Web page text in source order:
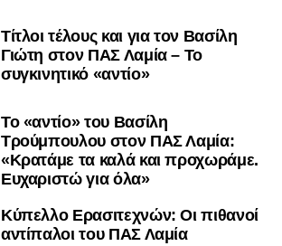
Τίτλοι τέλους και για τον Βασίλη
Γιώτη στον ΠΑΣ Λαμία – Το
συγκινητικό «αντίο»
Το «αντίο» του Βασίλη
Τρούμπουλου στον ΠΑΣ Λαμία:
«Κρατάμε τα καλά και προχωράμε.
Ευχαριστώ για όλα»
Κύπελλο Ερασιτεχνών: Οι πιθανοί
αντίπαλοι του ΠΑΣ Λαμία